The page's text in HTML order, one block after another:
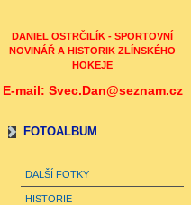
DANIEL OSTRČILÍK - SPORTOVNÍ
NOVINÁŘ A HISTORIK ZLÍNSKÉHO
HOKEJE
E-mail: Svec.Dan@seznam.cz
FOTOALBUM
DALŠÍ FOTKY
HISTORIE